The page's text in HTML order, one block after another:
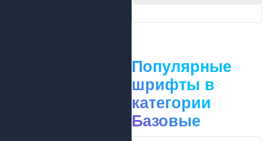
Популярные
шрифты в
категории
Базовые